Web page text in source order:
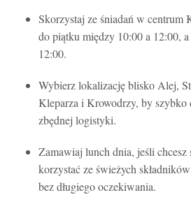
Skorzystaj ze śniadań w centrum
do piątku między 10:00 a 12:00,
12:00.
Wybierz lokalizację blisko Alej,
Kleparza i Krowodrzy, by szybko
zbędnej logistyki.
Zamawiaj lunch dnia, jeśli
korzystać ze świeżych
bez długiego oczekiwania.